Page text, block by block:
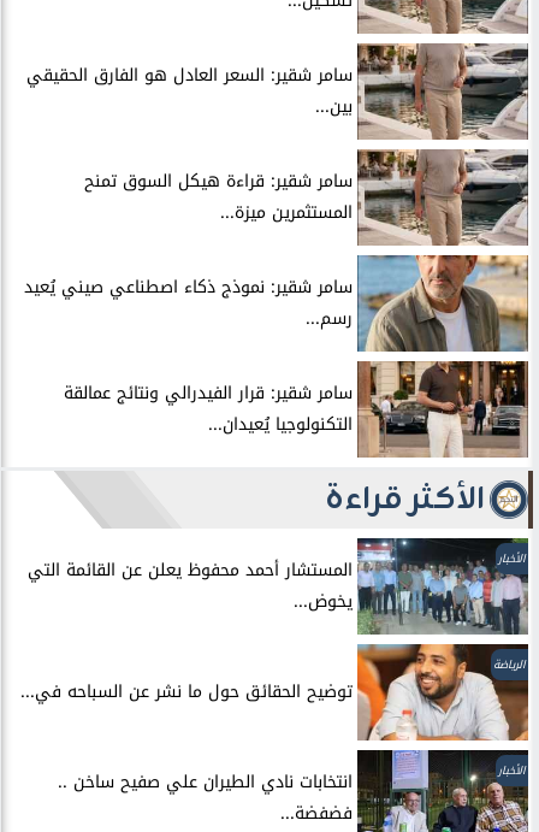
سامر شقير: السعر العادل هو الفارق الحقيقي
بين...
سامر شقير: قراءة هيكل السوق تمنح
المستثمرين ميزة...
سامر شقير: نموذج ذكاء اصطناعي صيني يُعيد
رسم...
سامر شقير: قرار الفيدرالي ونتائج عمالقة
التكنولوجيا يُعيدان...
الأكثر قراءة
الأخبار
المستشار أحمد محفوظ يعلن عن القائمة التي
يخوض...
الرياضة
توضيح الحقائق حول ما نشر عن السباحه في...
الأخبار
انتخابات نادي الطيران علي صفيح ساخن ..
فضفضة...